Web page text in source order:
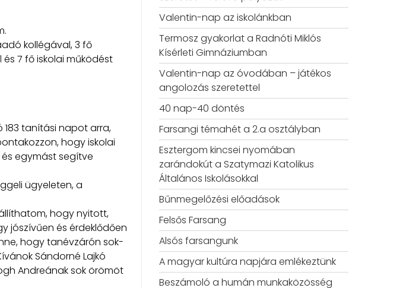
kollégával, 3 fő
7 fő iskolai működést
183 tanítási napot arra,
hogy iskolai
egymást segítve
ügyeleten, a
hogy nyitott,
jószívűen és érdeklődően
hogy tanévzárón sok-
Sándorné Lajkó
Andreának sok örömöt
Valentin-nap az iskolánkban
Termosz gyakorlat a Radnóti Miklós
Kísérleti Gimnáziumban
Valentin-nap az óvodában – játékos
angolozás szeretettel
40 nap-40 döntés
Farsangi témahét a 2.a osztályban
Esztergom kincsei nyomában
zarándokút a Szatymazi Katolikus
Általános Iskolásokkal
Bűnmegelőzési előadások
Felsős Farsang
Alsós farsangunk
A magyar kultúra napjára emlékeztünk
Beszámoló a humán munkaközösség